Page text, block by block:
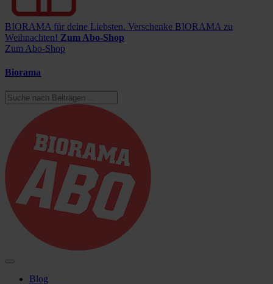
BIORAMA für deine Liebsten. Verschenke BIORAMA zu
Weihnachten! Zum Abo-Shop
Zum Abo-Shop
Biorama
Blog